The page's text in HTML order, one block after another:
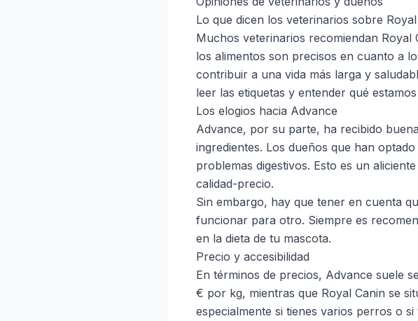
Lo que dicen los veterinarios sobre
Muchos veterinarios recomiendan
los alimentos son precisos en cuanto a
contribuir a una vida más larga y
leer las etiquetas y entender qué
Los elogios hacia Advance
Advance, por su parte, ha recibido
ingredientes. Los dueños que han
problemas digestivos. Esto es un
calidad-precio.
Sin embargo, hay que tener en cuenta
funcionar para otro. Siempre es
en la dieta de tu mascota.
Precio y accesibilidad
En términos de precios, Advance suele
€ por kg, mientras que Royal Canin se
especialmente si tienes varios perros o